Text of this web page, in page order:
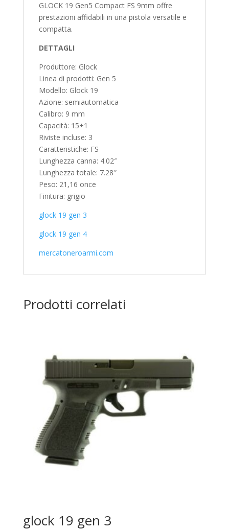
GLOCK 19 Gen5 Compact FS 9mm offre
prestazioni affidabili in una pistola versatile e
compatta.
DETTAGLI
Produttore: Glock
Linea di prodotti: Gen 5
Modello: Glock 19
Azione: semiautomatica
Calibro: 9 mm
Capacità: 15+1
Riviste incluse: 3
Caratteristiche: FS
Lunghezza canna: 4.02″
Lunghezza totale: 7.28″
Peso: 21,16 once
Finitura: grigio
glock 19 gen 3
glock 19 gen 4
mercatoneroarmi.com
Prodotti correlati
glock 19 gen 3